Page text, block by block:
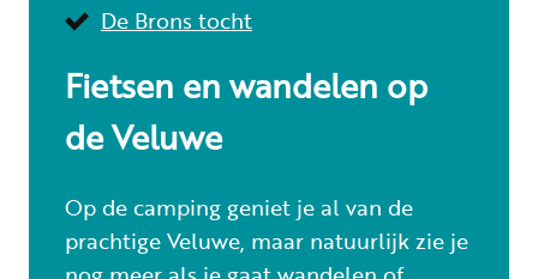
De Brons tocht
Fietsen en wandelen op
de Veluwe
Op de camping geniet je al van de
prachtige Veluwe, maar natuurlijk zie je